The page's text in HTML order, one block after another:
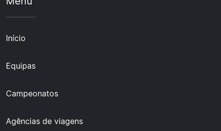
Início
Equipas
Campeonatos
Agências de viagens